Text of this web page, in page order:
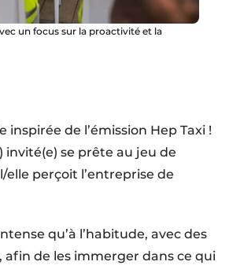
un focus sur la proactivité et la
inspirée de l’émission Hep Taxi !
invité(e) se prête au jeu de
perçoit l’entreprise de
qu’à l’habitude, avec des
afin de les immerger dans ce qui